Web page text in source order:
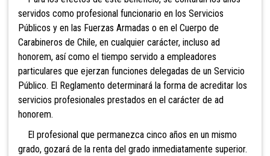
servidos como profesional funcionario en los Servicios
Públicos y en las Fuerzas Armadas o en el Cuerpo de
Carabineros de Chile, en cualquier carácter, incluso ad
honorem, así como el tiempo servido a empleadores
particulares que ejerzan funciones delegadas de un Servicio
Público. El Reglamento determinará la forma de acreditar los
servicios profesionales prestados en el carácter de ad
honorem.
El profesional que permanezca cinco años en un mismo
grado, gozará de la renta del grado inmediatamente superior.